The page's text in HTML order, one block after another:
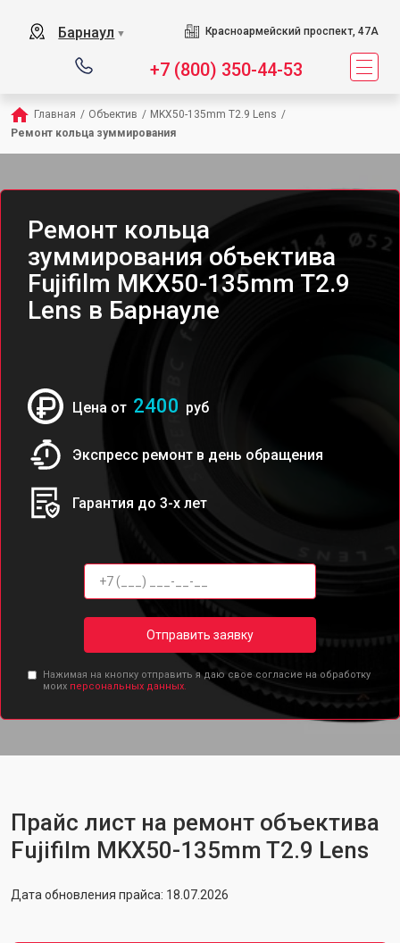
Барнаул ▼ Красноармейский проспект, 47А
+7 (800) 350-44-53
Главная / Объектив / MKX50-135mm T2.9 Lens /
Ремонт кольца зуммирования
Ремонт кольца
зуммирования объектива
Fujifilm MKX50-135mm T2.9
Lens в Барнауле
Цена от 2400 руб
Экспресс ремонт в день обращения
Гарантия до 3-х лет
Отправить заявку
Нажимая на кнопку отправить я даю свое согласие на обработку
моих персональных данных.
Прайс лист на ремонт объектива
Fujifilm MKX50-135mm T2.9 Lens
Дата обновления прайса: 18.07.2026